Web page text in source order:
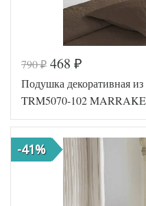
Код товара
Артикул
P-3/a
Плотность
Средняя
подушки
45х45
Наполнитель
Холлофайбер
Ткань
Производитель
790₽ 468 ₽
Подушка декоративная
TRM5070-102
-41%